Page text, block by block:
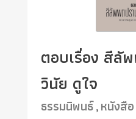
ตอบเรื่อง สีลั
วินัย ดูใจ
ธรรมนิพนธ์, หนังสือ